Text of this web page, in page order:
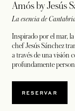
Amós by Jesús
La esencia de
Inspirado por el mar,
chef Jesús Sánchez
a través de una visión
profundamente
RESERVAR
SE ABRE